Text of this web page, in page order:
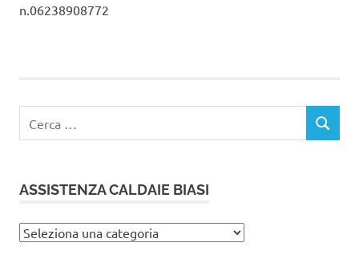
n.06238908772
per:
CERCA
ASSISTENZA CALDAIE BIASI
Assistenza